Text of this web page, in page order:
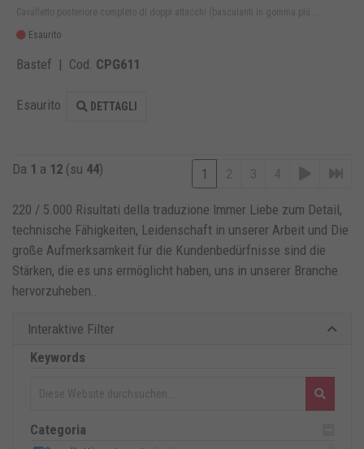
Interaktive Filter
Keywords
Categoria
Cavalletto posteriore completo di doppi attacchi (basculanti in gomma più ...
Esaurito
Bastef | Cod. CPG611
Esaurito DETTAGLI
Da 1 a 12 (su 44) 1 2 3 4
220 / 5.000 Risultati della traduzione Immer Liebe zum Detail,
technische Fähigkeiten, Leidenschaft in unserer Arbeit und Die
große Aufmerksamkeit für die Kundenbedürfnisse sind die
Stärken, die es uns ermöglicht haben, uns in unserer Branche
hervorzuheben..